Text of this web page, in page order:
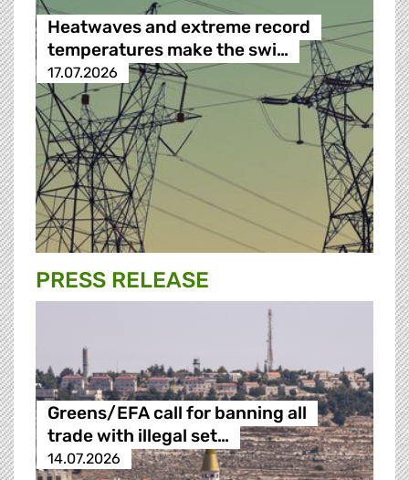
Heatwaves and extreme record
temperatures make the swi…
17.07.2026
PRESS RELEASE
Greens/EFA call for banning all
trade with illegal set…
14.07.2026